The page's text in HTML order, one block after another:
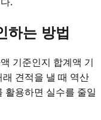
하는 방법
기준인지 합계액 기
견적을 낼 때 역산
활용하면 실수를 줄일